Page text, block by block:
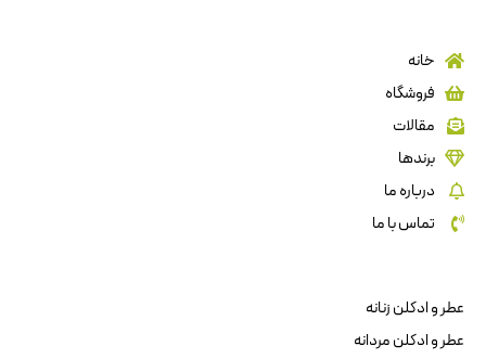
خانه
فروشگاه
مقالات
برندها
درباره ما
تماس با ما
عطر و ادکلن زنانه
عطر و ادکلن مردانه